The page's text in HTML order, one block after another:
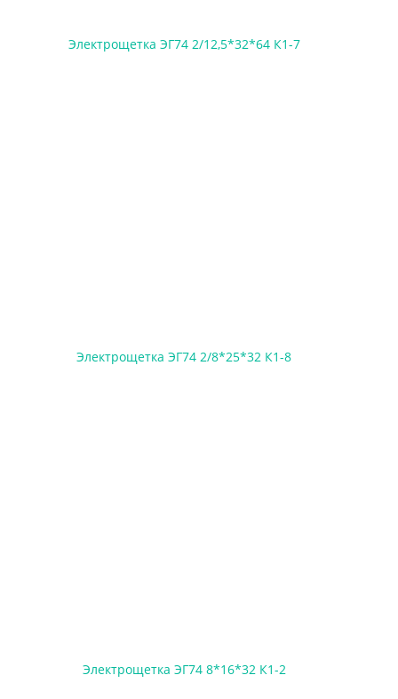
Электрощетка ЭГ74 2/12,5*32*64 К1-7
Электрощетка ЭГ74 2/8*25*32 К1-8
Электрощетка ЭГ74 8*16*32 К1-2